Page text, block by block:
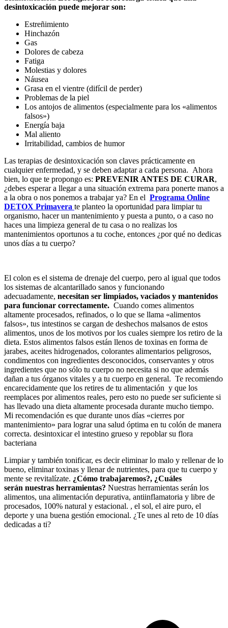
desintoxicación puede mejorar son:
Estreñimiento
Hinchazón
Gas
Dolores de cabeza
Fatiga
Molestias y dolores
Náusea
Grasa en el vientre (difícil de perder)
Problemas de la piel
Los antojos de alimentos (especialmente para los «alimentos
falsos»)
Energía baja
Mal aliento
Irritabilidad, cambios de humor
Las terapias de desintoxicación son claves prácticamente en
cualquier enfermedad, y se deben adaptar a cada persona. Ahora
bien, lo que te propongo es: PREVENIR ANTES DE CURAR,
¿debes esperar a llegar a una situación extrema para ponerte manos a
a la obra o nos ponemos a trabajar ya? En el Programa Online
DETOX Primavera te planteo la oportunidad para limpiar tu
organismo, hacer un mantenimiento y puesta a punto, o a caso no
haces una limpieza general de tu casa o no realizas los
mantenimientos oportunos a tu coche, entonces ¿por qué no dedicas
unos días a tu cuerpo?
El colon es el sistema de drenaje del cuerpo, pero al igual que todos
los sistemas de alcantarillado sanos y funcionando
adecuadamente, necesitan ser limpiados, vaciados y mantenidos
para funcionar correctamente. Cuando comes alimentos
altamente procesados, refinados, o lo que se llama «alimentos
falsos», tus intestinos se cargan de deshechos malsanos de estos
alimentos, unos de los motivos por los cuales siempre los retiro de la
dieta. Estos alimentos falsos están llenos de toxinas en forma de
jarabes, aceites hidrogenados, colorantes alimentarios peligrosos,
condimentos con ingredientes desconocidos, conservantes y otros
ingredientes que no sólo tu cuerpo no necesita si no que además
dañan a tus órganos vitales y a tu cuerpo en general. Te recomiendo
encarecidamente que los retires de tu alimentación y que los
reemplaces por alimentos reales, pero esto no puede ser suficiente si
has llevado una dieta altamente procesada durante mucho tiempo.
Mi recomendación es que durante unos días «cierres por
mantenimiento» para lograr una salud óptima en tu colón de manera
correcta. desintoxicar el intestino grueso y repoblar su flora
bacteriana
Limpiar y también tonificar, es decir eliminar lo malo y rellenar de lo
bueno, eliminar toxinas y llenar de nutrientes, para que tu cuerpo y
mente se revitalízate. ¿Cómo trabajaremos?, ¿Cuáles
serán nuestras herramientas? Nuestras herramientas serán los
alimentos, una alimentación depurativa, antiinflamatoria y libre de
procesados, 100% natural y estacional. , el sol, el aire puro, el
deporte y una buena gestión emocional. ¿Te unes al reto de 10 días
dedicadas a ti?